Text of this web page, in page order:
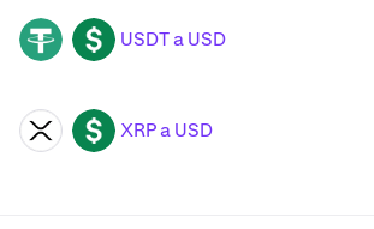
USDT USD USDT a USD
XRP USD XRP a USD